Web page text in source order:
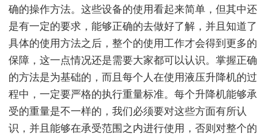
确的操作方法。这些设备的使用看起来简单，但其中还
是有一定的要求，能够正确的去做好了解，并且知道了
具体的使用方法之后，整个的使用工作才会得到更多的
保障，这一点情况还是需要大家都可以认识。掌握正确
的方法是为基础的，而且每个人在使用液压升降机的过
程中，一定要严格的执行重量标准。每个升降机能够承
受的重量是不一样的，我们必须要对这些方面有所认
识，并且能够在承受范围之内进行使用，否则对整个的